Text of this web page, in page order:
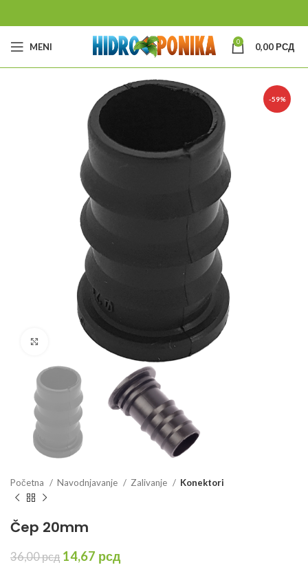
MENI 0 0,00РСД
-59%
Click to enlarge
Početna Navodnjavanje Zalivanje Konektori
Čep 20mm
36,00рсд Originalna
14,67 рсд